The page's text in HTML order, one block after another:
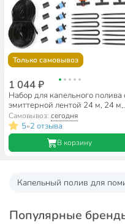
Только самовывоз
1 044 ₽
Набор для капельного полива
эмиттерной лентой 24 м, 24 м,
Жук, 330665-00
Самовывоз:сегодня
5•2 отзыва
В корзину
Капельный полив для
Популярные